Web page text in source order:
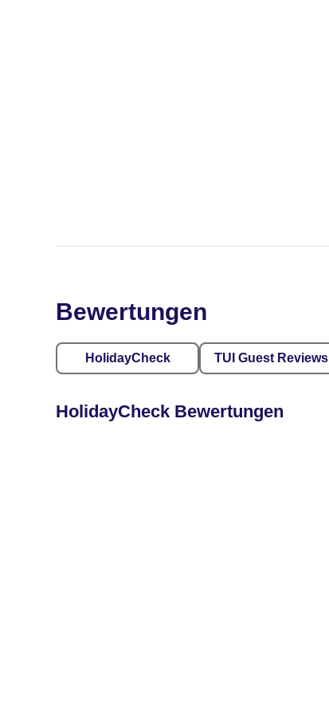
Bewertungen
HolidayCheck TUI Guest Reviews
HolidayCheck Bewertungen